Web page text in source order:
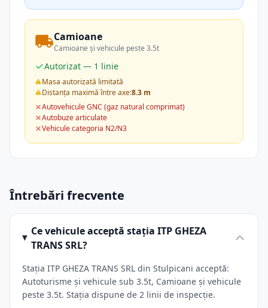
Camioane
Camioane și vehicule peste 3.5t
Autorizat — 1 linie
Masa autorizată limitată
Distanța maximă între axe:8.3 m
Autovehicule GNC (gaz natural comprimat)
Autobuze articulate
Vehicule categoria N2/N3
Întrebări frecvente
Ce vehicule acceptă stația ITP GHEZA
TRANS SRL?
Stația ITP GHEZA TRANS SRL din Stulpicani acceptă:
Autoturisme și vehicule sub 3.5t, Camioane și vehicule
peste 3.5t. Stația dispune de 2 linii de inspecție.